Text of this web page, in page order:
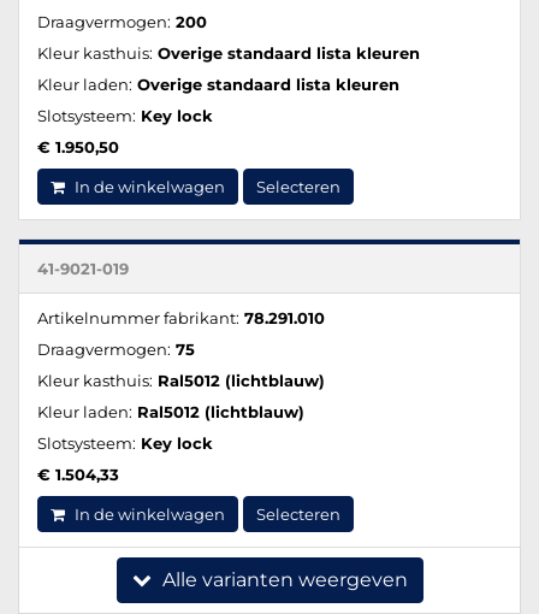
Draagvermogen: 200
Kleur kasthuis: Overige standaard lista kleuren
Kleur laden: Overige standaard lista kleuren
Slotsysteem: Key lock
€ 1.950,50
In de winkelwagen Selecteren
41-9021-019
Artikelnummer fabrikant: 78.291.010
Draagvermogen: 75
Kleur kasthuis: Ral5012 (lichtblauw)
Kleur laden: Ral5012 (lichtblauw)
Slotsysteem: Key lock
€ 1.504,33
In de winkelwagen Selecteren
Alle varianten weergeven